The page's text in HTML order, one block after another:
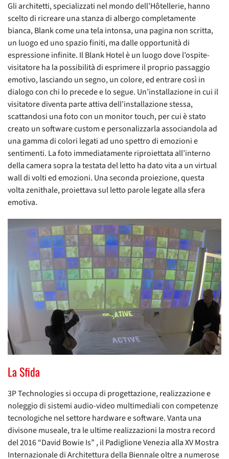
Gli architetti, specializzati nel mondo dell’Hôtellerie, hanno
scelto di ricreare una stanza di albergo completamente
bianca, Blank come una tela intonsa, una pagina non scritta,
un luogo ed uno spazio finiti, ma dalle opportunità di
espressione infinite. Il Blank Hotel è un luogo dove l’ospite-
visitatore ha la possibilità di esprimere il proprio passaggio
emotivo, lasciando un segno, un colore, ed entrare così in
dialogo con chi lo precede e lo segue. Un’installazione in cui il
visitatore diventa parte attiva dell’installazione stessa,
scattandosi una foto con un monitor touch, per cui è stato
creato un software custom e personalizzarla associandola ad
una gamma di colori legati ad uno spettro di emozioni e
sentimenti. La foto immediatamente riproiettata all’interno
della camera sopra la testata del letto ha dato vita a un virtual
wall di volti ed emozioni. Una seconda proiezione, questa
volta zenithale, proiettava sul letto parole legate alla sfera
emotiva.
La Sfida
3P Technologies si occupa di progettazione, realizzazione e
noleggio di sistemi audio-video multimediali con competenze
tecnologiche nel settore hardware e software. Vanta una
divisone museale, tra le ultime realizzazioni la mostra record
del 2016 “David Bowie Is” , il Padiglione Venezia alla XV Mostra
Internazionale di Architettura della Biennale oltre a numerose